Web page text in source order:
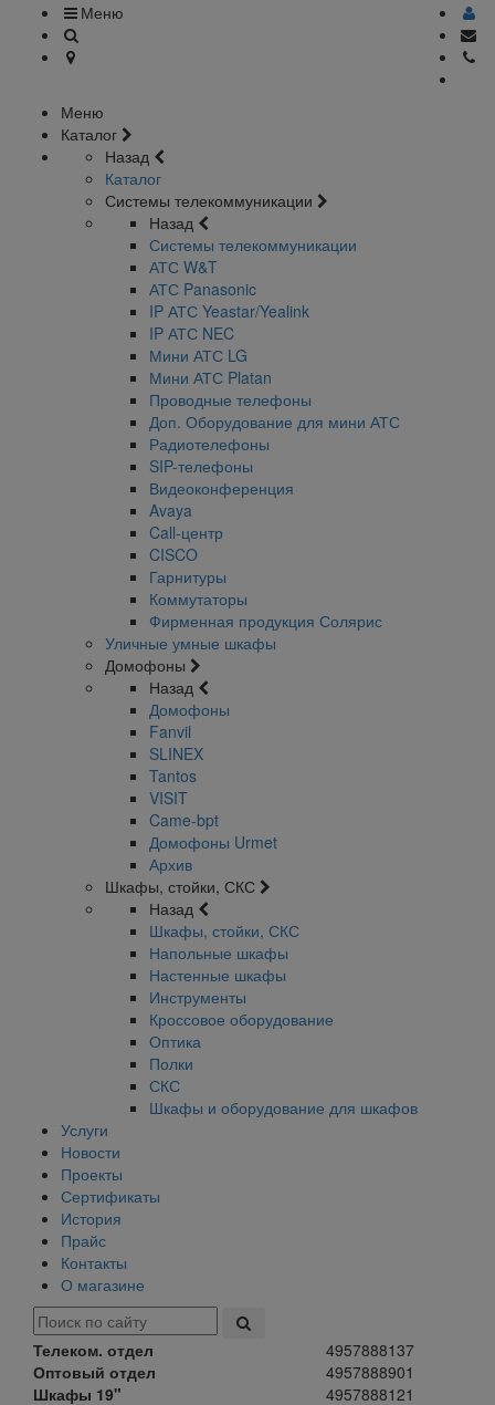
Меню
Меню
Каталог
Назад
Каталог
Системы телекоммуникации
Назад
Системы телекоммуникации
АТС W&T
АТС Panasonic
IP АТС Yeastar/Yealink
IP АТС NEC
Мини АТС LG
Мини АТС Platan
Проводные телефоны
Доп. Оборудование для мини АТС
Радиотелефоны
SIP-телефоны
Видеоконференция
Avaya
Call-центр
CISCO
Гарнитуры
Коммутаторы
Фирменная продукция Солярис
Уличные умные шкафы
Домофоны
Назад
Домофоны
Fanvil
SLINEX
Tantos
VISIT
Came-bpt
Домофоны Urmet
Архив
Шкафы, стойки, СКС
Назад
Шкафы, стойки, СКС
Напольные шкафы
Настенные шкафы
Инструменты
Кроссовое оборудование
Оптика
Полки
СКС
Шкафы и оборудование для шкафов
Услуги
Новости
Проекты
Сертификаты
История
Прайс
Контакты
О магазине
Телеком. отдел
4957888137
Оптовый отдел
4957888901
Шкафы 19"
4957888121